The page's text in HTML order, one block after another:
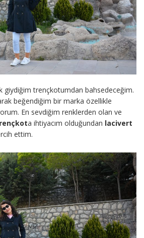
giydiğim trençkotumdan bahsedeceğim.
beğendiğim bir marka özellikle
En sevdiğim renklerden olan ve
a ihtiyacım olduğundan lacivert
ettim.